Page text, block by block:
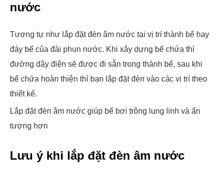
nước
Tương tự như lắp đặt đèn âm nước tại vị trí thành bể hay
đáy bể của đài phun nước. Khi xây dựng bể chứa thì
đường dây điện sẽ được đi sẵn trong thành bể, sau khi
bể chứa hoàn thiện thì bạn lắp đặt đèn vào các vị trí theo
thiết kế.
Lắp đặt đèn âm nước giúp bể bơi trông lung linh và ấn
tượng hơn
Lưu ý khi lắp đặt đèn âm nước